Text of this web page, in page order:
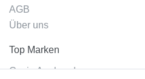
AGB
Über uns
Top Marken
Casio Armband